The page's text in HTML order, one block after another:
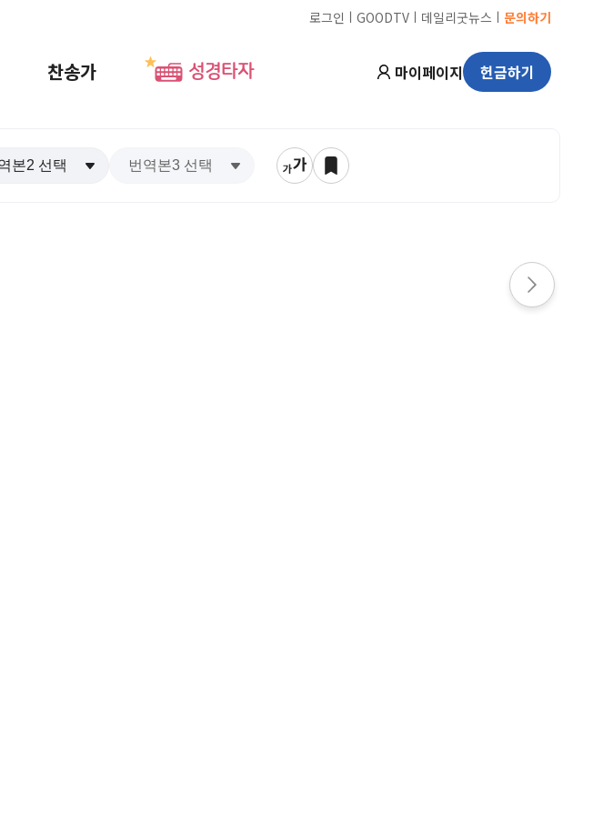
로그인 ㅣ GOODTV ㅣ 데일리굿뉴스 ㅣ 문의하기
찬송가 성경타자 마이페이지 헌금하기